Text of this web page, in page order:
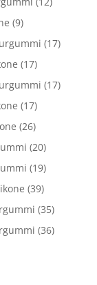
(9)
(17)
(17)
(17)
(17)
(26)
(20)
(19)
(39)
(35)
(36)